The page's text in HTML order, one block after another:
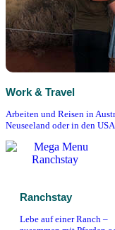
Work & Travel
Arbeiten und Reisen in
Neuseeland oder in den USA.
Ranchstay
Lebe auf einer Ranch –